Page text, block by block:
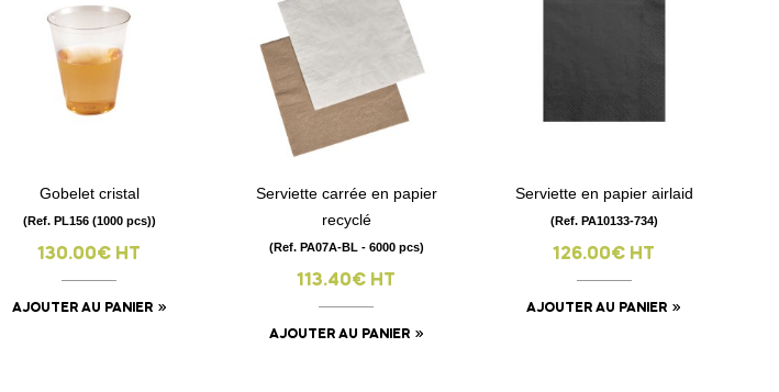
visibility
Gobelet cristal
(Ref. PL156 (1000 pcs))
130.00€ HT
AJOUTER AU PANIER
visibility
Serviette carrée en papier
recyclé
(Ref. PA07A-BL - 6000 pcs)
113.40€ HT
AJOUTER AU PANIER
visibility
Serviette en papier airlaid
(Ref. PA10133-734)
126.00€ HT
AJOUTER AU PANIER